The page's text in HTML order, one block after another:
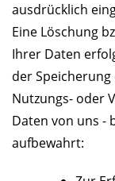
ausdrücklich
Eine Löschung
Ihrer Daten
der
Nutzungs- oder
Daten von uns -
aufbewahrt: